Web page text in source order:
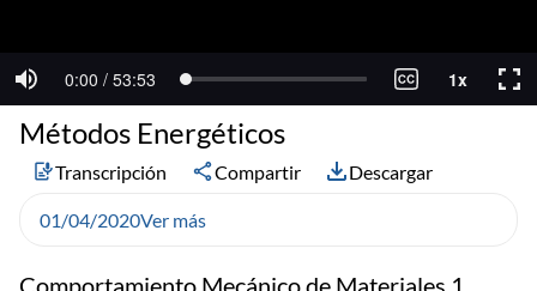
Comportamiento Mecánico de Materiales 1
Métodos Energéticos
Transcripción Compartir Descargar
01/04/2020Ver más